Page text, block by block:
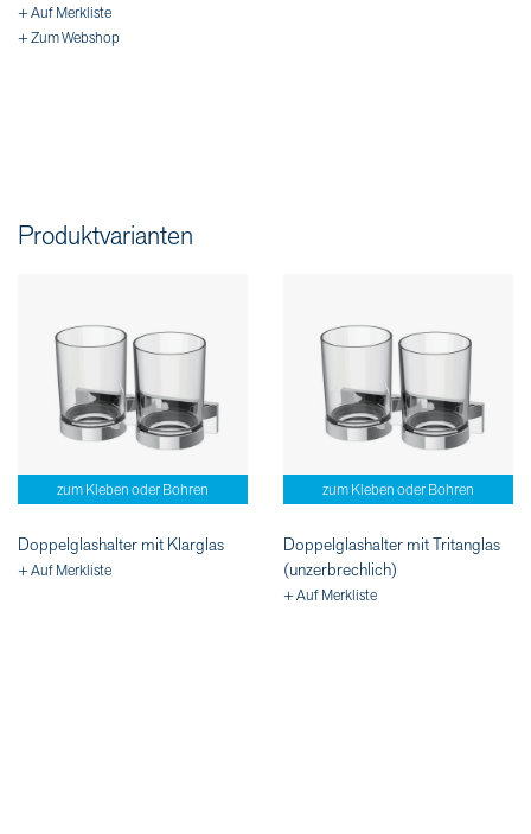
+ Auf Merkliste
+ Zum Webshop
Produktvarianten
zum Kleben oder Bohren
Doppelglashalter mit Klarglas
+ Auf Merkliste
zum Kleben oder Bohren
Doppelglashalter mit Tritanglas
(unzerbrechlich)
+ Auf Merkliste